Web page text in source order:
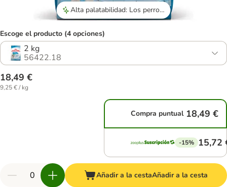
Alta palatabilidad: Los perros devoran el pienso con entusiasmo.
Escoge el producto (4 opciones)
2 kg
56422.18
18,49 €
9,25 € / kg
Compra puntual 18,49 €
-15% 15,72
Añadir a la cestaAñadir a la cesta